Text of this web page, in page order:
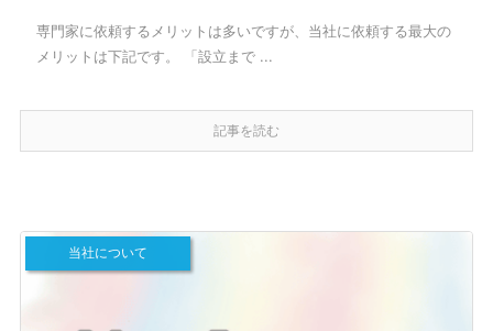
専門家に依頼するメリットは多いですが、当社に依頼する最大の
メリットは下記です。 「設立まで ...
記事を読む
当社について